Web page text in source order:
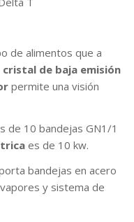
de alimentos que a
cristal de baja emisión
permite una visión
de 10 bandejas GN1/1
es de 10 kw.
bandejas en acero
y sistema de